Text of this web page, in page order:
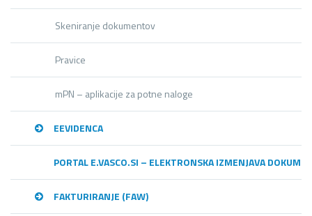
Skeniranje dokumentov
Pravice
mPN – aplikacije za potne naloge
EEVIDENCA
PORTAL E.VASCO.SI – ELEKTRONSKA IZMENJAVA
FAKTURIRANJE (FAW)